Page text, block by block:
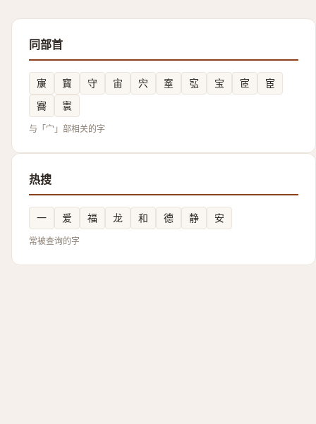
同部首
㝩 寳 守 宙 宍 㝧 宖 宝 宧
宦
㝯
㝨
与「宀」部相关的字
热搜
一 爱 福 龙 和 德 静 安
常被查询的字